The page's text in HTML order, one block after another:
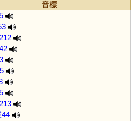
音標
44